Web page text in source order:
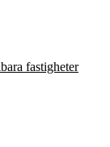
fastigheter